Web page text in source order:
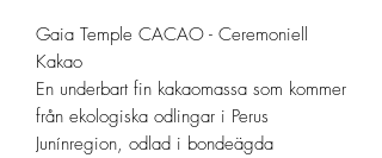
Gaia Temple CACAO - Ceremoniell
Kakao
En underbart fin kakaomassa som kommer
från ekologiska odlingar i Perus
Junínregion, odlad i bondeägda